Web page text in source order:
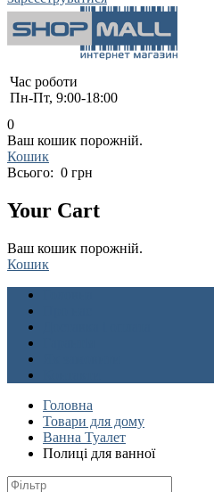
Час роботи
Пн-Пт, 9:00-18:00
0
Ваш кошик порожній.
Кошик
Всього: 0 грн
Your Cart
Ваш кошик порожній.
Кошик
Головна
Товари для дому
Ванна Туалет
Полиці для ванної